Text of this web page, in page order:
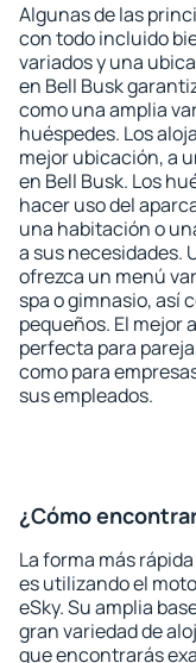
Algunas de las
con todo incluido
variados y una
en Bell Busk
como una amplia
huéspedes. Los
mejor ubicación, a
en Bell Busk. Los
hacer uso del
una habitación o
a sus necesidades.
ofrezca un menú
spa o gimnasio, así
pequeños. El mejor
perfecta para
como para
sus empleados.
¿Cómo
La forma más
es utilizando el
eSky. Su amplia
gran variedad de
que encontrarás